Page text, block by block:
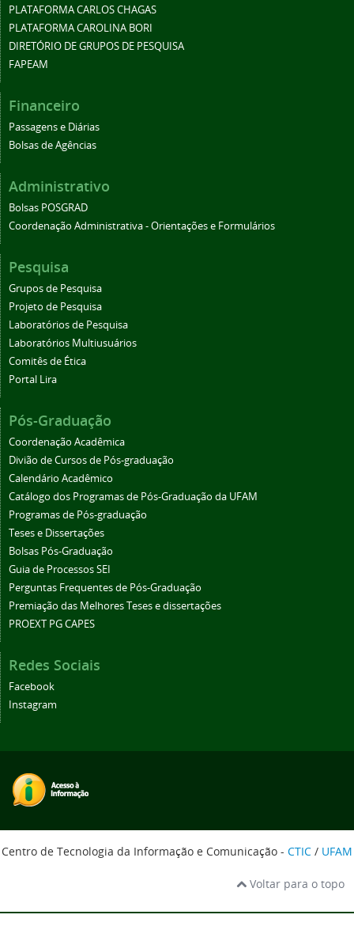
PLATAFORMA CARLOS CHAGAS
PLATAFORMA CAROLINA BORI
DIRETÓRIO DE GRUPOS DE PESQUISA
FAPEAM
Financeiro
Passagens e Diárias
Bolsas de Agências
Administrativo
Bolsas POSGRAD
Coordenação Administrativa - Orientações e Formulários
Pesquisa
Grupos de Pesquisa
Projeto de Pesquisa
Laboratórios de Pesquisa
Laboratórios Multiusuários
Comitês de Ética
Portal Lira
Pós-Graduação
Coordenação Acadêmica
Divião de Cursos de Pós-graduação
Calendário Acadêmico
Catálogo dos Programas de Pós-Graduação da UFAM
Programas de Pós-graduação
Teses e Dissertações
Bolsas Pós-Graduação
Guia de Processos SEI
Perguntas Frequentes de Pós-Graduação
Premiação das Melhores Teses e dissertações
PROEXT PG CAPES
Redes Sociais
Facebook
Instagram
Centro de Tecnologia da Informação e Comunicação - CTIC / UFAM
Voltar para o topo